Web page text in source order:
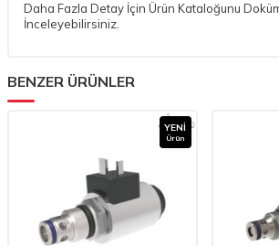
Daha Fazla Detay İçin Ürün Kataloğunu
İnceleyebilirsiniz.
BENZER ÜRÜNLER
YENI
Ürün